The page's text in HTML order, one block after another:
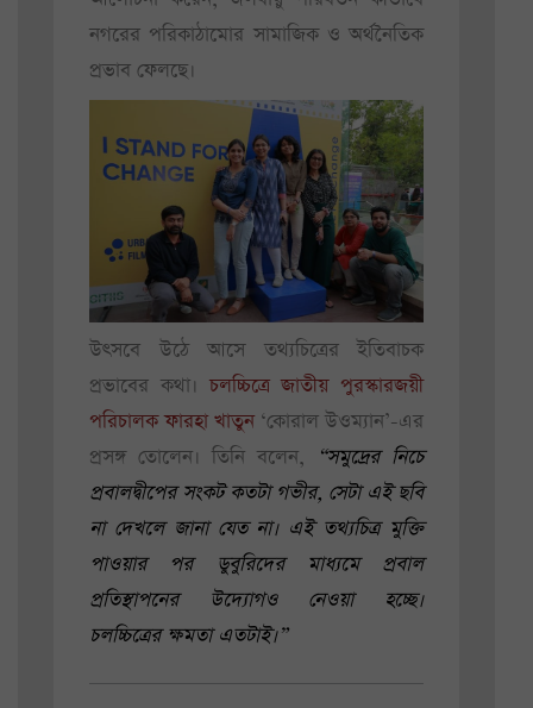
নগরের পরিকাঠামোর সামাজিক ও অর্থনৈতিক
প্রভাব ফেলছে।
উৎসবে উঠে আসে তথ্যচিত্রের ইতিবাচক
প্রভাবের কথা। চলচ্চিত্রে জাতীয় পুরস্কারজয়ী
পরিচালক ফারহা খাতুন‘কোরাল উওম্যান’-এর
প্রসঙ্গ তোলেন। তিনি বলেন, “সমুদ্রের নিচে
প্রবালদ্বীপের সংকট কতটা গভীর, সেটা এই ছবি
না দেখলে জানা যেত না। এই তথ্যচিত্র মুক্তি
পাওয়ার পর ডুবুরিদের মাধ্যমে প্রবাল
প্রতিস্থাপনের উদ্যোগও নেওয়া হচ্ছে।
চলচ্চিত্রের ক্ষমতা এতটাই।”